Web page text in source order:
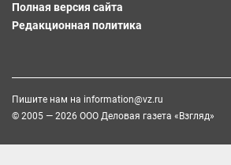
Полная версия сайта
Редакционная политика
Пишите нам на information@vz.ru
© 2005 — 2026 ООО Деловая газета «Взгляд»